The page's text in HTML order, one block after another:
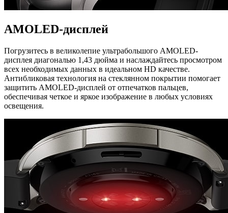
AMOLED-дисплей
Погрузитесь в великолепие ультрабольшого AMOLED-
дисплея диагональю 1,43 дюйма и наслаждайтесь просмотром
всех необходимых данных в идеальном HD качестве.
Антибликовая технология на стеклянном покрытии помогает
защитить AMOLED-дисплей от отпечатков пальцев,
обеспечивая четкое и яркое изображение в любых условиях
освещения.